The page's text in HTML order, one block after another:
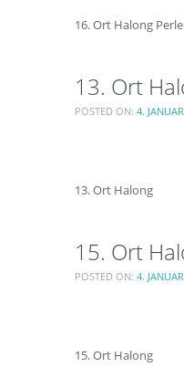
16. Ort Halong
13. Ort
POSTED ON: 4.
13. Ort Halong
15. Ort
POSTED ON: 4.
15. Ort Halong